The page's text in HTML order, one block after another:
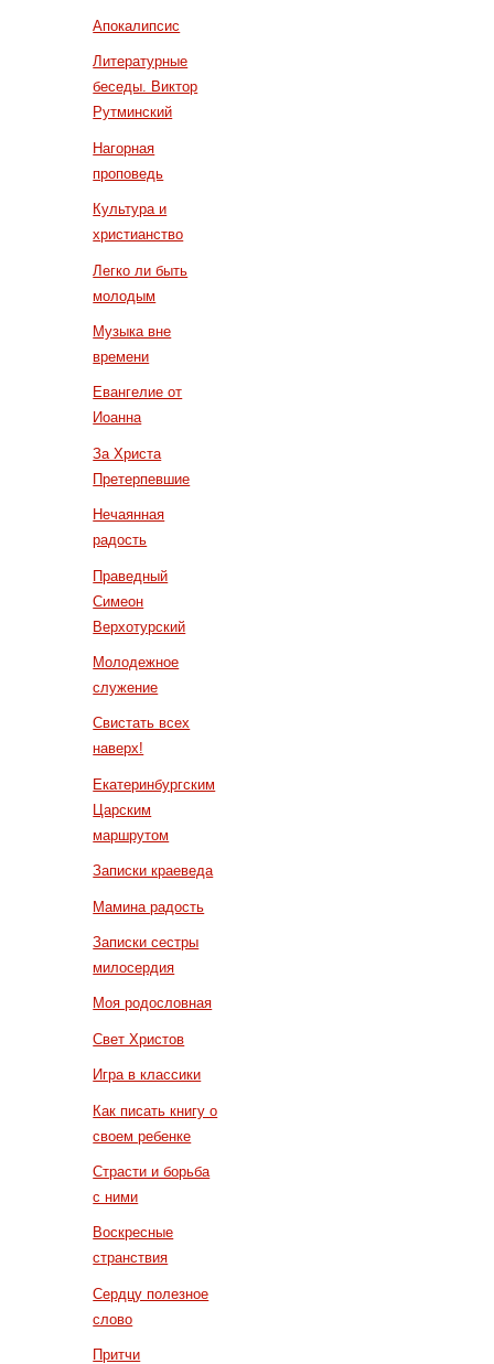
Апокалипсис
Литературные
беседы. Виктор
Рутминский
Нагорная
проповедь
Культура и
христианство
Легко ли быть
молодым
Музыка вне
времени
Евангелие от
Иоанна
За Христа
Претерпевшие
Нечаянная
радость
Праведный
Симеон
Верхотурский
Молодежное
служение
Свистать всех
наверх!
Екатеринбургским
Царским
маршрутом
Записки краеведа
Мамина радость
Записки сестры
милосердия
Моя родословная
Свет Христов
Игра в классики
Как писать книгу о
своем ребенке
Страсти и борьба
с ними
Воскресные
странствия
Сердцу полезное
слово
Притчи